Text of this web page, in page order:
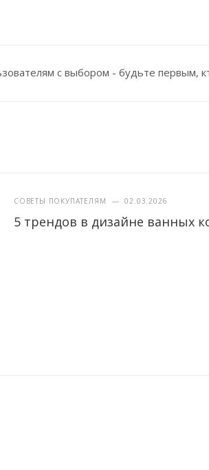
с выбором - будьте первым,
СОВЕТЫ ПОКУПАТЕЛЯМ — 02.03.2026
5 трендов в дизайне ванных